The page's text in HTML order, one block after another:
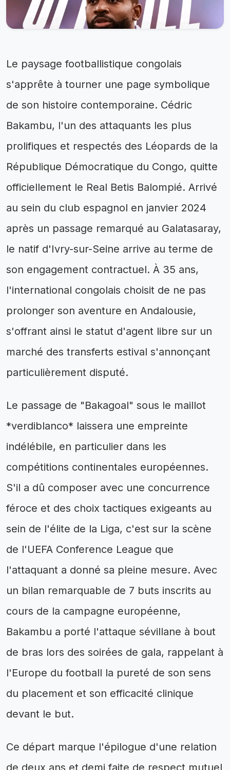
Le paysage footballistique congolais
s'apprête à tourner une page symbolique
de son histoire contemporaine. Cédric
Bakambu, l'un des attaquants les plus
prolifiques et respectés des Léopards de la
République Démocratique du Congo, quitte
officiellement le Real Betis Balompié. Arrivé
au sein du club espagnol en janvier 2024
après un passage remarqué au Galatasaray,
le natif d'Ivry-sur-Seine arrive au terme de
son engagement contractuel. À 35 ans,
l'international congolais choisit de ne pas
prolonger son aventure en Andalousie,
s'offrant ainsi le statut d'agent libre sur un
marché des transferts estival s'annonçant
particulièrement disputé.
Le passage de "Bakagoal" sous le maillot
*verdiblanco* laissera une empreinte
indélébile, en particulier dans les
compétitions continentales européennes.
S'il a dû composer avec une concurrence
féroce et des choix tactiques exigeants au
sein de l'élite de la Liga, c'est sur la scène
de l'UEFA Conference League que
l'attaquant a donné sa pleine mesure. Avec
un bilan remarquable de 7 buts inscrits au
cours de la campagne européenne,
Bakambu a porté l'attaque sévillane à bout
de bras lors des soirées de gala, rappelant à
l'Europe du football la pureté de son sens
du placement et son efficacité clinique
devant le but.
Ce départ marque l'épilogue d'une relation
de deux ans et demi faite de respect mutuel